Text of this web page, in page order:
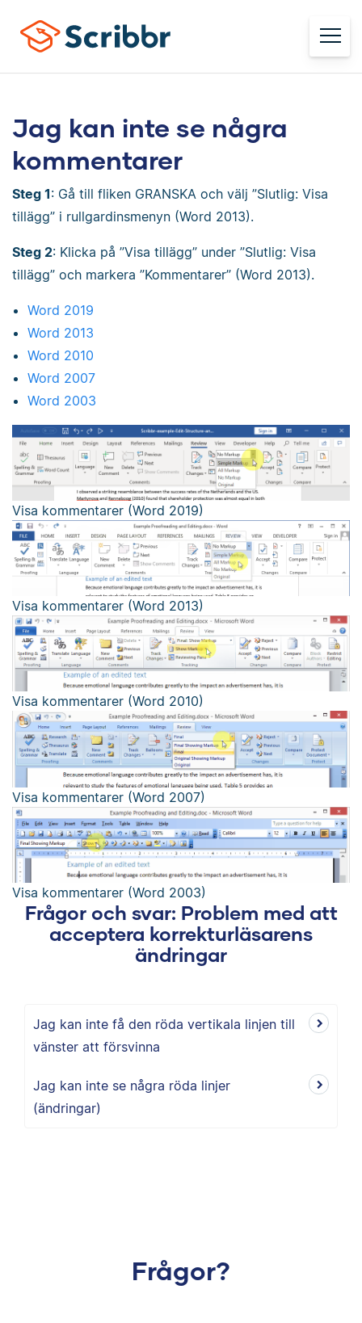
Jag kan inte se några
kommentarer
Steg 1: Gå till fliken GRANSKA och välj ”Slutlig: Visa
tillägg” i rullgardinsmenyn (Word 2013).
Steg 2: Klicka på ”Visa tillägg” under ”Slutlig: Visa
tillägg” och markera ”Kommentarer” (Word 2013).
Word 2019
Word 2013
Word 2010
Word 2007
Word 2003
Visa kommentarer (Word 2019)
Visa kommentarer (Word 2013)
Visa kommentarer (Word 2010)
Visa kommentarer (Word 2007)
Visa kommentarer (Word 2003)
Frågor och svar: Problem med att
acceptera korrekturläsarens
ändringar
Jag kan inte få den röda vertikala linjen till
vänster att försvinna
Jag kan inte se några röda linjer
(ändringar)
Frågor?